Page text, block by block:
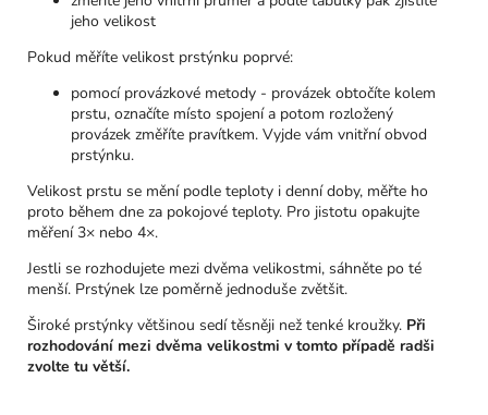
jeho velikost
Pokud měříte velikost prstýnku poprvé:
pomocí provázkové metody - provázek obtočíte kolem
prstu, označíte místo spojení a potom rozložený
provázek změříte pravítkem. Vyjde vám vnitřní obvod
prstýnku.
Velikost prstu se mění podle teploty i denní doby, měřte ho
proto během dne za pokojové teploty. Pro jistotu opakujte
měření 3× nebo 4×.
Jestli se rozhodujete mezi dvěma velikostmi, sáhněte po té
menší. Prstýnek lze poměrně jednoduše zvětšit.
Široké prstýnky většinou sedí těsněji než tenké kroužky. Při
rozhodování mezi dvěma velikostmi v tomto případě radši
zvolte tu větší.